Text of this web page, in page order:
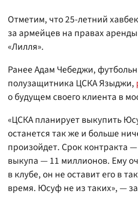
Отметим, что 25-летний
за армейцев на правах
«Лилля».
Ранее Адам Чебеджи,
полузащитника ЦСКА Языджи,
о будущем своего клиента в
«ЦСКА планирует выкупить
останется так же и больше
произойдет. Срок контракта
выкупа — 11 миллионов. Ему
в клубе, он не оставит его в
время. Юсуф не из таких», —